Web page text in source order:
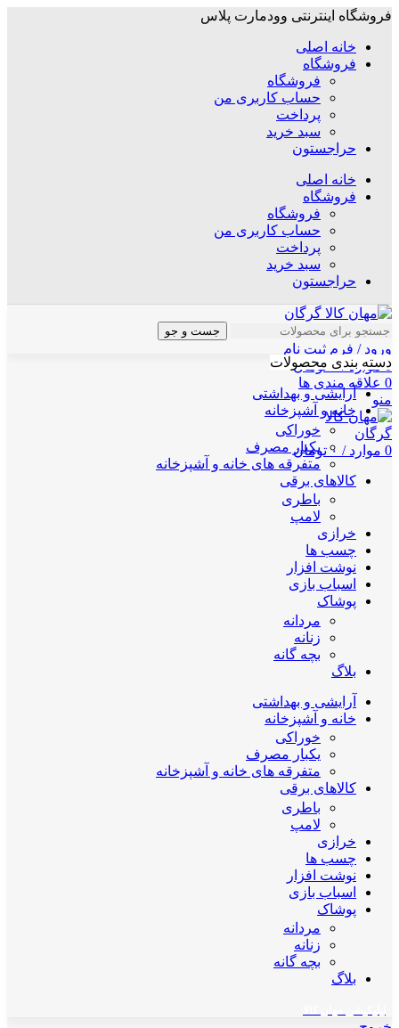
فروشگاه اینترنتی وودمارت پلاس
خانه اصلی
فروشگاه
فروشگاه
حساب کاربری من
پرداخت
سبد خرید
حراجستون
خانه اصلی
فروشگاه
فروشگاه
حساب کاربری من
پرداخت
سبد خرید
حراجستون
جست و جو
ورود / فرم ثبت نام
0 موارد / ۰ تومان
0 علاقه مندی ها
منو
0 موارد / ۰ تومان
دسته بندی محصولات
آرایشی و بهداشتی
خانه و آشپزخانه
خوراکی
یکبار مصرف
متفرقه های خانه و آشپزخانه
کالاهای برقی
باطری
لامپ
خرازی
چسب ها
نوشت افزار
اسباب بازی
پوشاک
مردانه
زنانه
بچه گانه
بلاگ
آرایشی و بهداشتی
خانه و آشپزخانه
خوراکی
یکبار مصرف
متفرقه های خانه و آشپزخانه
کالاهای برقی
باطری
لامپ
خرازی
چسب ها
نوشت افزار
اسباب بازی
پوشاک
مردانه
زنانه
بچه گانه
بلاگ